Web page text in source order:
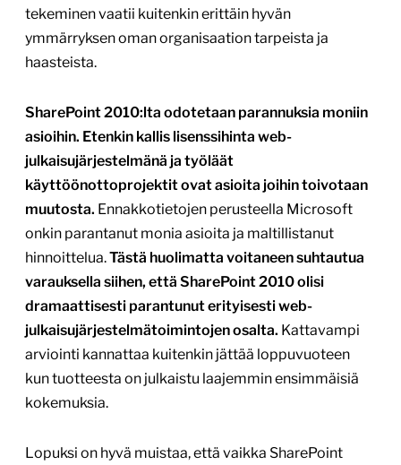
tekeminen vaatii kuitenkin erittäin hyvän
ymmärryksen oman organisaation tarpeista ja
haasteista.
SharePoint 2010:lta odotetaan parannuksia moniin
asioihin. Etenkin kallis lisenssihinta web-
julkaisujärjestelmänä ja työläät
käyttöönottoprojektit ovat asioita joihin toivotaan
muutosta. Ennakkotietojen perusteella Microsoft
onkin parantanut monia asioita ja maltillistanut
hinnoittelua.Tästä huolimatta voitaneen suhtautua
varauksella siihen, että SharePoint 2010 olisi
dramaattisesti parantunut erityisesti web-
julkaisujärjestelmätoimintojen osalta. Kattavampi
arviointi kannattaa kuitenkin jättää loppuvuoteen
kun tuotteesta on julkaistu laajemmin ensimmäisiä
kokemuksia.
Lopuksi on hyvä muistaa, että vaikka SharePoint